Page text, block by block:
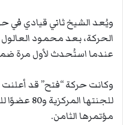
ويُعد الشيخ ثاني قيادي في
عندما استُحدث لأول مرة
للجنتها
مؤتمرها الثامن.